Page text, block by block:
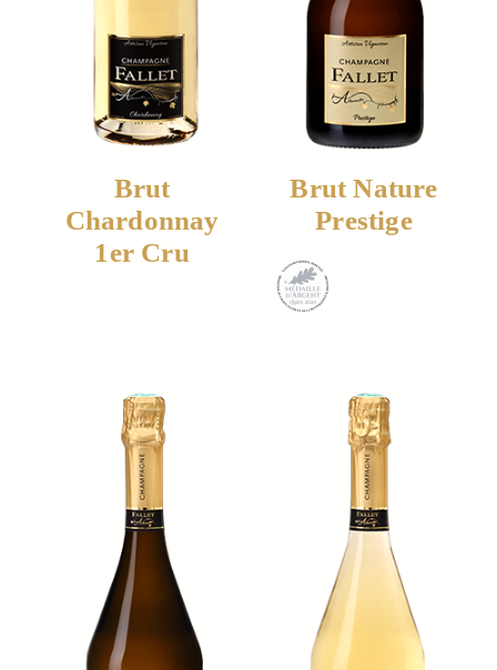
Brut
Chardonnay
1er Cru
Brut Nature
Prestige